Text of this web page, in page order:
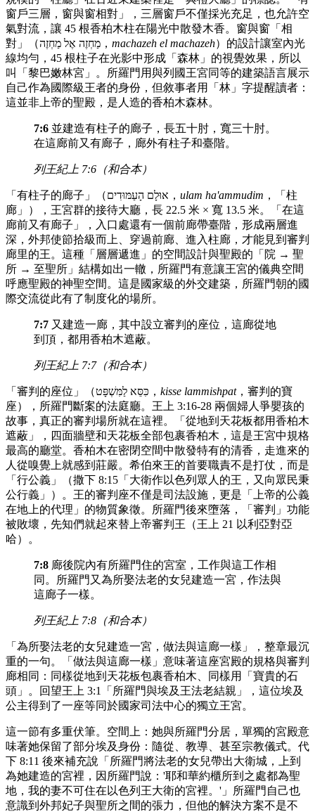
窗戶三層，窗與窗相對」，三層窗戶不僅採光充足，也允許空
氣對流，讓 45 根香柏木柱在陽光中散發木香。窗與窗「相
對」（מַחְזֶה אֶל מַחְזֶה， machazeh el machazeh）的設計讓室內光
線均勻，45 根柱子在光影中形成「森林」的視覺效果，所以
叫「黎巴嫩林宮」。所羅門用與列國王宮同等的建築語言展示
自己作為國際級王者的身份，但敘事者用「林」字提醒讀者：
這並非上帝的聖殿，是人造的香柏木森林。
7:6 並建造有柱子的廊子，長五十肘，寬三十肘。
在這廊前又有廊子，廊外有柱子和臺階。
列王紀上 7:6（和合本）
「有柱子的廊子」（אוּלָם הָעַמּוּדִים， ulam ha'ammudim ，「柱
廊」），王宮群的接待大廳，長 22.5 米 × 寬 13.5 米。「在這
廊前又有廊子」，入口處還有一個前廊帶臺階，形成兩層進
深，外邦使節拾級而上、穿過前廊、進入柱廊，才能見到審判
廊里的王。這種「層層遞進」的空間設計與聖殿的「院 → 聖
所 → 至聖所」結構如出一轍，所羅門有意讓王宮的儀典空間
呼應聖殿的神聖空間。這是國家級的外交建築，所羅門朝的國
際交流從此有了制度化的場所。
7:7 又建造一廊，其中設立審判的座位，這廊從地
到頂，都用香柏木遮蔽。
列王紀上 7:7（和合本）
「審判的座位」（כִּסֵּא לַמִּשְׁפָּט， kisse lammishpat，審判的寶
座），所羅門斷案的法庭廳。王上 3:16-28 兩個婦人爭嬰孩的
故事，真正的審判場所就在這裡。「從地到天花板都用香柏木
遮蔽」，四面牆壁和天花板全部包裹香柏木，這是王宮中規格
最高的廳堂。香柏木在密閉空間中散發特有的清香，走進來的
人從嗅覺上就感到莊嚴。希伯來王的首要職責不是打仗，而是
「行公義」（撒下 8:15「大衛作以色列眾人的王，又向眾民秉
公行義」）。王的審判座不僅是司法設施，更是「上帝的公義
在地上的代理」的物質象徵。所羅門後來墮落，「審判」功能
被敗壞，先知們就起來替上帝審判王（王上 21 以利亞對亞
哈）。
7:8 廊後院內有所羅門住的宮室，工作與這工作相
同。所羅門又為所娶法老的女兒建造一宮，作法與
這廊子一樣。
列王紀上 7:8（和合本）
「為所娶法老的女兒建造一宮，做法與這廊一樣」，整章最沉
重的一句。「做法與這廊一樣」意味著這座宮殿的規格與審判
廊相同：同樣從地到天花板包裹香柏木、同樣用「寶貴的石
頭」。回望王上 3:1「所羅門與埃及王法老結親」，這位埃及
公主得到了一座等同於國家司法中心的獨立王宮。
這一節有多重伏筆。空間上：她與所羅門分居，單獨的宮殿意
味著她保留了部分埃及身份：隨從、教導、甚至宗教儀式。代
下 8:11 後來補充說「所羅門將法老的女兒帶出大衛城，上到
為她建造的宮裡，因所羅門說：'耶和華約櫃所到之處都為聖
地，我的妻不可住在以色列王大衛的宮裡。'」所羅門自己也
意識到外邦妃子與聖所之間的張力，但他的解決方案不是不